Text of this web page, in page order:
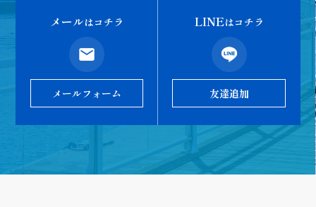
メールはコチラ
メールフォーム
LINEはコチラ
友達追加